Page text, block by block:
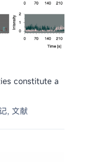
constitute a
, 文献